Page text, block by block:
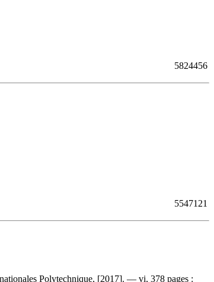
5824456
5547121
Polytechnique, [2017]. — vi, 378 pages :